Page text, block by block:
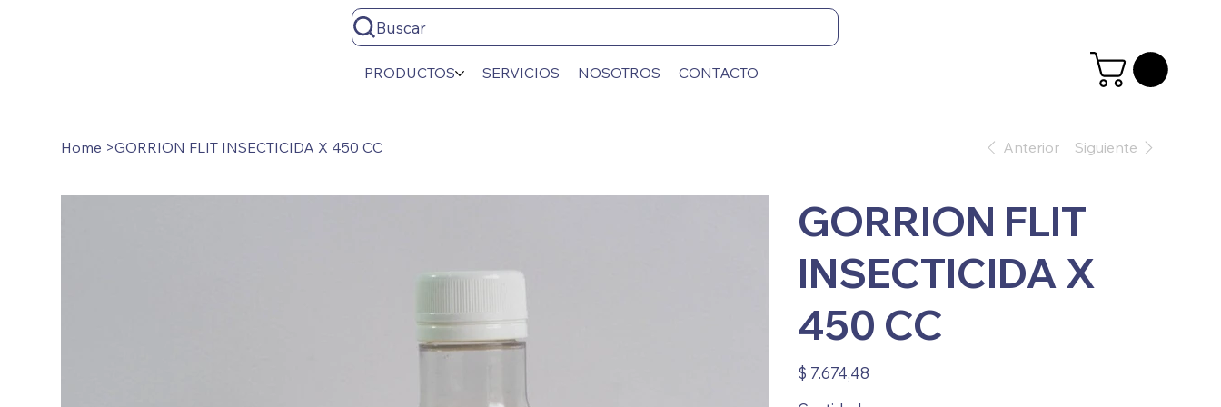
Buscar
PRODUCTOS SERVICIOS NOSOTROS CONTACTO
Home >GORRION FLIT INSECTICIDA X 450 CC Anterior Siguiente
GORRION FLIT
INSECTICIDA X
450 CC
Precio
$ 7.674,48